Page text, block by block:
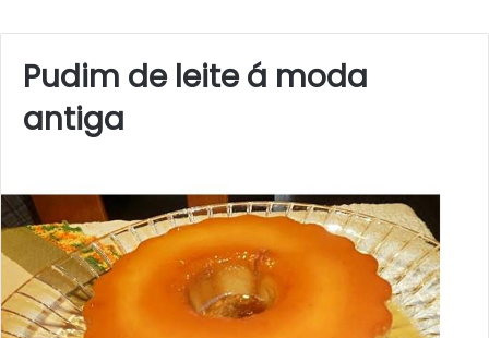
Pudim de leite á moda
antiga